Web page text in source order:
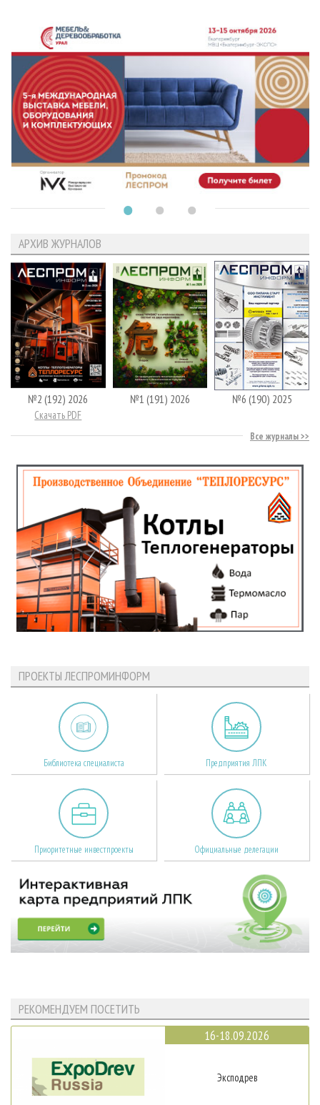
АРХИВ ЖУРНАЛОВ
№2 (192) 2026
Скачать PDF
№1 (191) 2026 №6 (190) 2025
Все журналы
ПРОЕКТЫ ЛЕСПРОМИНФОРМ
Библиотека специалиста Предприятия ЛПК
Приоритетные инвестпроекты Официальные делегации
РЕКОМЕНДУЕМ ПОСЕТИТЬ
16-18.09.2026
Эксподрев